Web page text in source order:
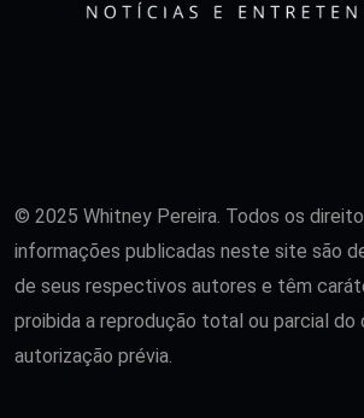
© 2025 Whitney Pereira. Todos os
informações publicadas neste site são
de seus respectivos autores e têm
proibida a reprodução total ou parcial do
autorização prévia.